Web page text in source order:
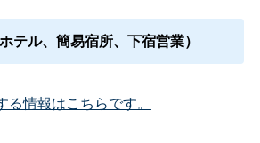
テル、簡易宿所、下宿営業）
情報はこちらです。